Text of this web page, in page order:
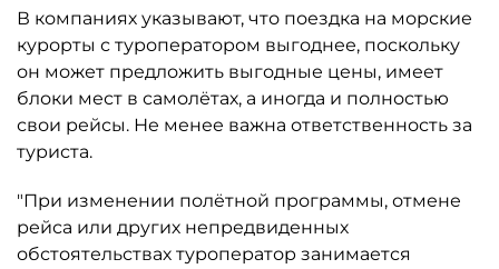
В компаниях указывают, что поездка на морские
курорты с туроператором выгоднее, поскольку
он может предложить выгодные цены, имеет
блоки мест в самолётах, а иногда и полностью
свои рейсы. Не менее важна ответственность за
туриста.
"При изменении полётной программы, отмене
рейса или других непредвиденных
обстоятельствах туроператор занимается